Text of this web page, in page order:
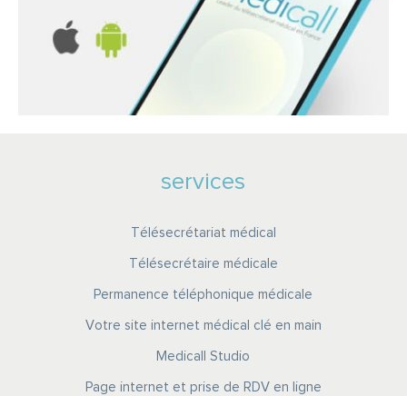
services
Télésecrétariat médical
Télésecrétaire médicale
Permanence téléphonique médicale
Votre site internet médical clé en main
Medicall Studio
Page internet et prise de RDV en ligne